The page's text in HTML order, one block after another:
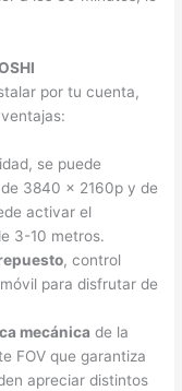
por tu cuenta,
se puede
3840 x 2160p y de
activar el
3-10 metros.
, control
para disfrutar de
mecánica de la
FOV que garantiza
apreciar distintos